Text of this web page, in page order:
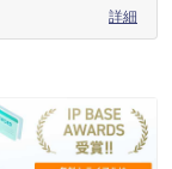
詳細